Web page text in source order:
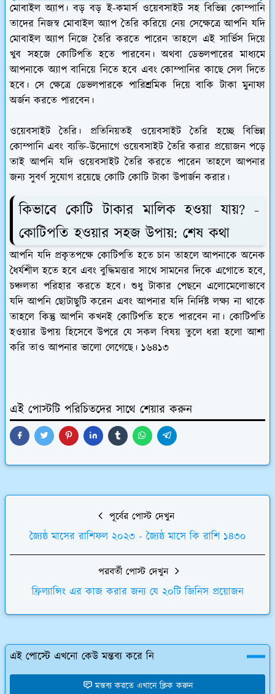
মোবাইল অ্যাপ। বড় বড় ই-কমার্স ওয়েবসাইট সহ বিভিন্ন কোম্পানি
তাদের নিজস্ব মোবাইল অ্যাপ তৈরি করিয়ে নেয় সেক্ষেত্রে আপনি যদি
মোবাইল অ্যাপ নিজে তৈরি করতে পারেন তাহলে এই সার্ভিস দিয়ে
খুব সহজে কোটিপতি হতে পারবেন। অথবা ডেভলপারের মাধ্যমে
আপনাকে অ্যাপ বানিয়ে নিতে হবে এবং কোম্পানির কাছে সেল দিতে
হবে। সে ক্ষেত্রে ডেভলপারকে পারিশ্রমিক দিয়ে বাকি টাকা মুনাফা
অর্জন করতে পারবেন।
ওয়েবসাইট তৈরি। প্রতিনিয়তই ওয়েবসাইট তৈরি হচ্ছে বিভিন্ন
কোম্পানি এবং ব্যক্তি-উদ্যোগে ওয়েবসাইট তৈরি করার প্রয়োজন পড়ে
তাই আপনি যদি ওয়েবসাইট তৈরি করতে পারেন তাহলে আপনার
জন্য সুবর্ণ সুযোগ রয়েছে কোটি কোটি টাকা উপার্জন করার।
কিভাবে কোটি টাকার মালিক হওয়া যায়? -
কোটিপতি হওয়ার সহজ উপায়: শেষ কথা
আপনি যদি প্রকৃতপক্ষে কোটিপতি হতে চান তাহলে আপনাকে অনেক
ধৈর্যশীল হতে হবে এবং বুদ্ধিমত্তার সাথে সামনের দিকে এগোতে হবে,
চঞ্চলতা পরিহার করতে হবে। শুধু টাকার পেছনে এলোমেলোভাবে
যদি আপনি ছোটাছুটি করেন এবং আপনার যদি নির্দিষ্ট লক্ষ্য না থাকে
তাহলে কিন্তু আপনি কখনই কোটিপতি হতে পারবেন না। কোটিপতি
হওয়ার উপায় হিসেবে উপরে যে সকল বিষয় তুলে ধরা হলো আশা
করি তাও আপনার ভালো লেগেছে। ১৬৪১৩
এই পোস্টটি পরিচিতদের সাথে শেয়ার করুন
পূর্বের পোস্ট দেখুন
জ্যৈষ্ঠ মাসের রাশিফল ২০২৩ - জ্যৈষ্ঠ মাসে কি রাশি ১৪৩০
পরবর্তী পোস্ট দেখুন
ফ্রিল্যান্সিং এর কাজ করার জন্য যে ২০টি জিনিস প্রয়োজন
এই পোস্টে এখনো কেউ মন্তব্য করে নি
মন্তব্য করতে এখানে ক্লিক করুন